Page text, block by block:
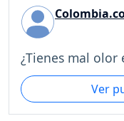
¿Tienes mal olor
Ver